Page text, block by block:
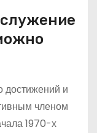
достижений и
членом
1970-х